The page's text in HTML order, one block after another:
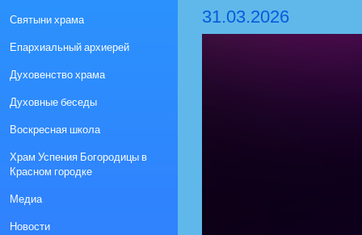
31.03.2026
Святыни храма
Епархиальный архиерей
Духовенство храма
Духовные беседы
Воскресная школа
Храм Успения Богородицы в
Красном городке
Медиа
Новости